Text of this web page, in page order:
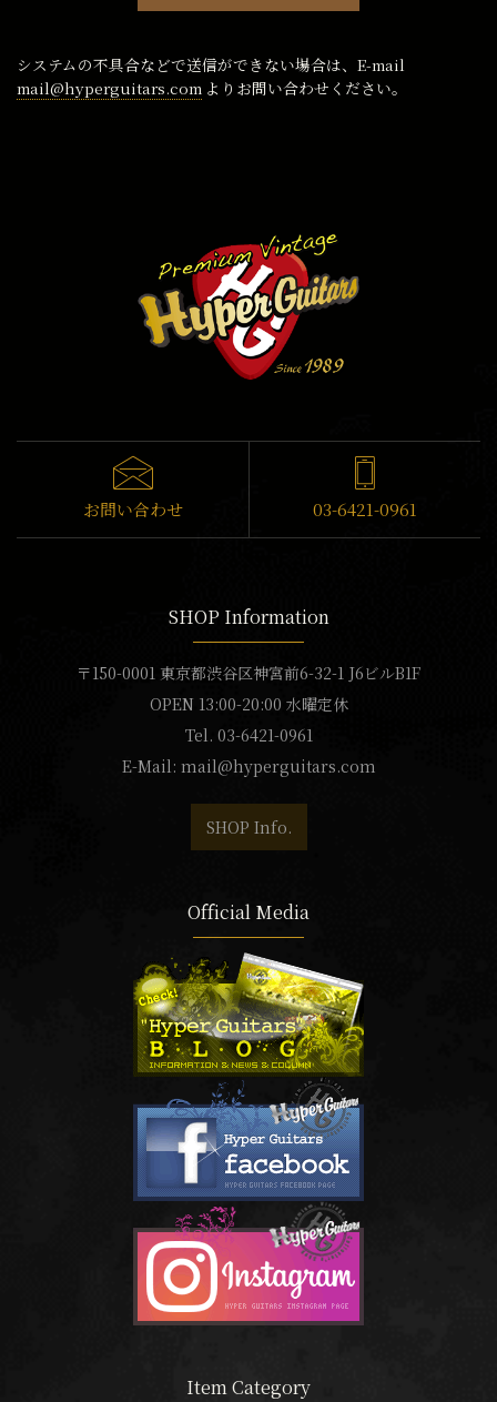
システムの不具合などで送信ができない場合は、E-mail
mail@hyperguitars.com よりお問い合わせください。
お問い合わせ 03-6421-0961
SHOP Information
〒150-0001 東京都渋谷区神宮前6-32-1 J6ビルB1F
OPEN 13:00-20:00 水曜定休
Tel. 03-6421-0961
E-Mail: mail@hyperguitars.com
SHOP Info.
Official Media
Item Category